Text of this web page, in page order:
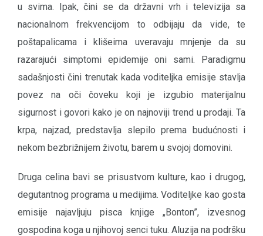
u svima. Ipak, čini se da državni vrh i televizija sa
nacionalnom frekvencijom to odbijaju da vide, te
poštapalicama i klišeima uveravaju mnjenje da su
razarajući simptomi epidemije oni sami. Paradigmu
sadašnjosti čini trenutak kada voditeljka emisije stavlja
povez na oči čoveku koji je izgubio materijalnu
sigurnost i govori kako je on najnoviji trend u prodaji. Ta
krpa, najzad, predstavlja slepilo prema budućnosti i
nekom bezbrižnijem životu, barem u svojoj domovini.
Druga celina bavi se prisustvom kulture, kao i drugog,
degutantnog programa u medijima. Voditeljke kao gosta
emisije najavljuju pisca knjige „Bonton”, izvesnog
gospodina koga u njihovoj senci tuku. Aluzija na podršku